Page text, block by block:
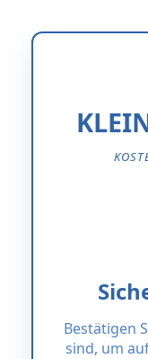
Bestätigen
sind, um